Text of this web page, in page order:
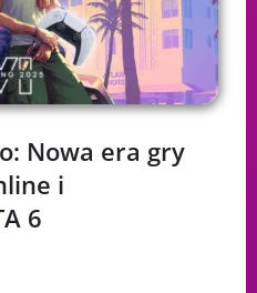
Nowa era gry
i
6